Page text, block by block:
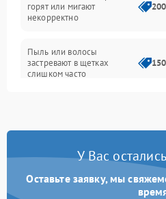
Батарея
Программные сбои
горят или мигают
некорректно
Пыль или волосы
застревают в щетках
слишком часто
У Вас
Оставьте заявку, мы